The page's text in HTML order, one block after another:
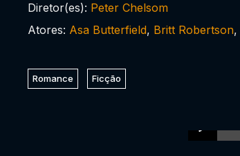
Diretor(es): Peter Chelsom
Atores: Asa Butterfield, Britt Robertson,
Romance Ficção